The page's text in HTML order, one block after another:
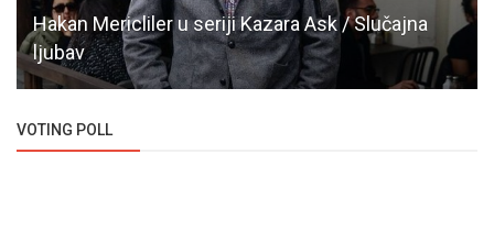
Hakan Mericliler u seriji Kazara Ask / Slučajna
ljubav
VOTING POLL